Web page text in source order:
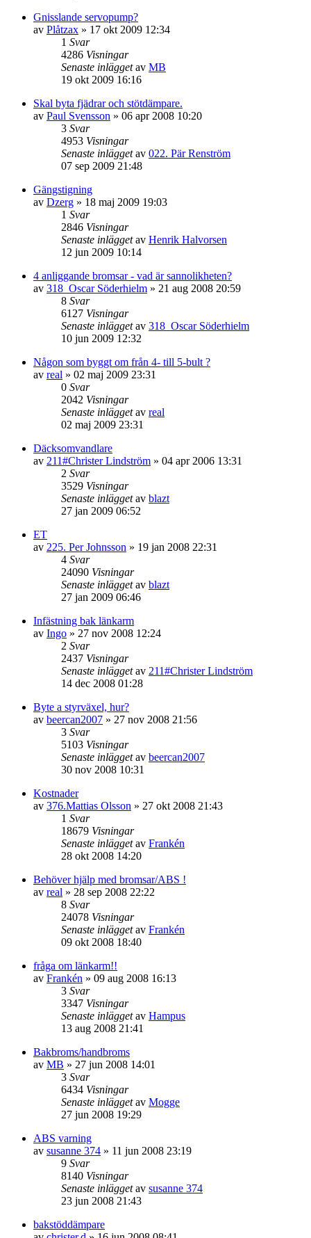
Gnisslande servopump?
av Plåtzax » 17 okt 2009 12:34
1 Svar
4286 Visningar
Senaste inläggetav MB
19 okt 2009 16:16
Skal byta fjädrar och stötdämpare.
av Paul Svensson » 06 apr 2008 10:20
3 Svar
4953 Visningar
Senaste inläggetav 022. Pär Renström
07 sep 2009 21:48
Gängstigning
av Dzerg » 18 maj 2009 19:03
1 Svar
2846 Visningar
Senaste inläggetav Henrik Halvorsen
12 jun 2009 10:14
4 anliggande bromsar - vad är sannolikheten?
av 318_Oscar Söderhielm » 21 aug 2008 20:59
8 Svar
6127 Visningar
Senaste inläggetav 318_Oscar Söderhielm
10 jun 2009 12:32
Någon som byggt om från 4- till 5-bult ?
av real » 02 maj 2009 23:31
0 Svar
2042 Visningar
Senaste inläggetav real
02 maj 2009 23:31
Däcksomvandlare
av 211#Christer Lindström » 04 apr 2006 13:31
2 Svar
3529 Visningar
Senaste inläggetav blazt
27 jan 2009 06:52
ET
av 225. Per Johnsson » 19 jan 2008 22:31
4 Svar
24090 Visningar
Senaste inläggetav blazt
27 jan 2009 06:46
Infästning bak länkarm
av Ingo » 27 nov 2008 12:24
2 Svar
2437 Visningar
Senaste inläggetav 211#Christer Lindström
14 dec 2008 01:28
Byte a styrväxel, hur?
av beercan2007 » 27 nov 2008 21:56
3 Svar
5103 Visningar
Senaste inläggetav beercan2007
30 nov 2008 10:31
Kostnader
av 376.Mattias Olsson » 27 okt 2008 21:43
1 Svar
18679 Visningar
Senaste inläggetav Frankén
28 okt 2008 14:20
Behöver hjälp med bromsar/ABS !
av real » 28 sep 2008 22:22
8 Svar
24078 Visningar
Senaste inläggetav Frankén
09 okt 2008 18:40
fråga om länkarm!!
av Frankén » 09 aug 2008 16:13
3 Svar
3347 Visningar
Senaste inläggetav Hampus
13 aug 2008 21:41
Bakbroms/handbroms
av MB » 27 jun 2008 14:01
3 Svar
6434 Visningar
Senaste inläggetav Mogge
27 jun 2008 19:29
ABS varning
av susanne 374 » 11 jun 2008 23:19
9 Svar
8140 Visningar
Senaste inläggetav susanne 374
23 jun 2008 21:43
bakstöddämpare